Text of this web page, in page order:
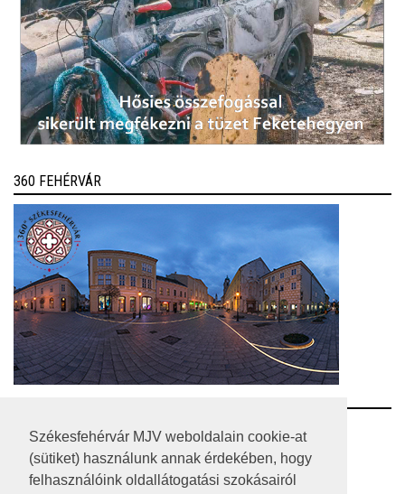
Székesfehérvár MJV weboldalain cookie-at
(sütiket) használunk annak érdekében, hogy
felhasználóink oldallátogatási szokásairól
360 FEHÉRVÁR
RSS
A HONLAP 2017.03.31-I ÁLLAPOTA